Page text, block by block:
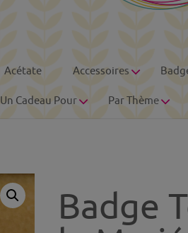
Acétate Accessoires
Un Cadeau Pour Par Thème
Badge